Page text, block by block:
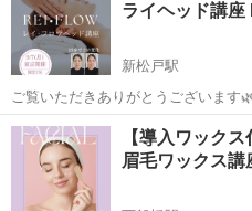
事もできますが、ご自宅や職場や...
ライヘッド講座
新松戸駅
ご覧いただきありがとうございます🌿 REI•FLOW Academy代
**Marie**です。 東京都23区内にて、 REI•FLOW™ヘッド PROコース
を開催いたします✨
千葉 松戸市 新松戸駅 ヘ
【導入ワック
眉毛ワックス講